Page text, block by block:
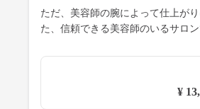
ただ、美容師の腕によって仕上が
た、信頼できる美容師のいるサロ
¥